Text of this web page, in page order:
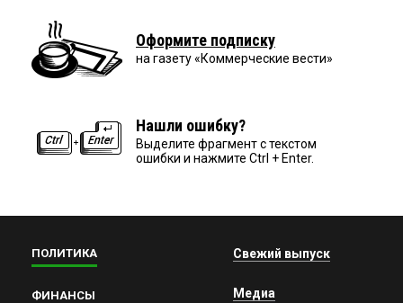
Оформите подписку
на газету «Коммерческие вести»
Нашли ошибку?
Выделите фрагмент с текстом
ошибки и нажмите Ctrl + Enter.
ПОЛИТИКА
ФИНАНСЫ
Свежий выпуск
Медиа